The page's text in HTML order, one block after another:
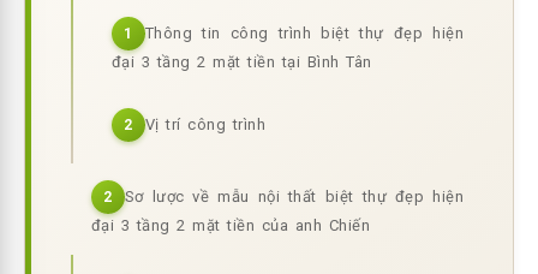
1
Thông tin công trình biệt thự đẹp hiện
đại 3 tầng 2 mặt tiền tại Bình Tân
2 Vị trí công trình
2
Sơ lược về mẫu nội thất biệt thự đẹp hiện
đại 3 tầng 2 mặt tiền của anh Chiến